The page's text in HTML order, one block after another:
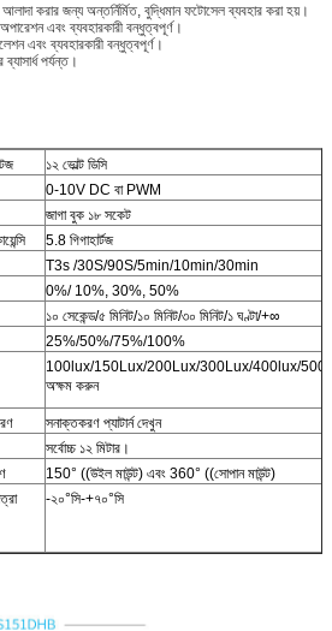
করার জন্য অন্তর্নির্মিত, বুদ্ধিমান ফটোসেল ব্যবহার করা হয়।
এবং ব্যবহারকারী বন্ধুত্বপূর্ণ।
এবং ব্যবহারকারী বন্ধুত্বপূর্ণ।
পর্যন্ত।
১২ ভোল্ট ডিসি
0-10V DC বা PWM
জাগা বুক ১৮ সকেট
5.8 গিগাহার্টজ
T3s /30S/90S/5min/10min/30min
0%/ 10%, 30%, 50%
১০ সেকেন্ড/৫ মিনিট/১০ মিনিট/৩০ মিনিট/১ ঘণ্টা/+∞
25%/50%/75%/100%
100lux/150Lux/200Lux/300Lux/400lux/
অক্ষম করুন
সনাক্তকরণ প্যাটার্ন দেখুন
সর্বোচ্চ ১২ মিটার।
150° ((উইল মাউন্ট) এবং 360° ((সোপান মাউন্ট)
-২০°সি-+৭০°সি